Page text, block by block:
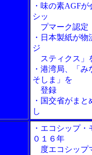
・味の素AGF
シッ
プマーク認定
・日本製紙が
ジ
スティクス」
・港湾局、「
そしま」を
登録
・国交省がま
し
・エコシップ
０１６年
度エコシップ